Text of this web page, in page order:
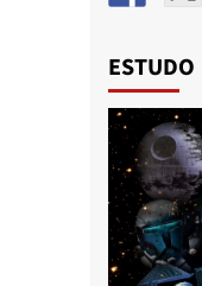
ESTUDO